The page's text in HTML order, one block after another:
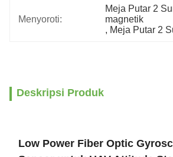
Menyoroti:
Meja Putar 2
magnetik
, Meja Putar 2
Deskripsi Produk
Low Power Fiber Optic